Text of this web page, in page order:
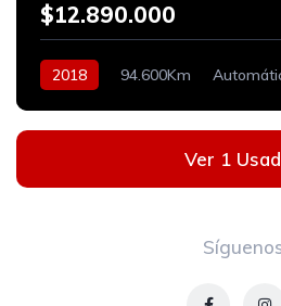
$12.890.000
2018 94.600Km
Ver 1